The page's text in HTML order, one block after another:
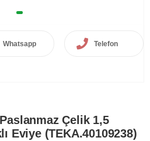
Whatsapp Telefon
Çelik 1,5
Eviye (TEKA.40109238)